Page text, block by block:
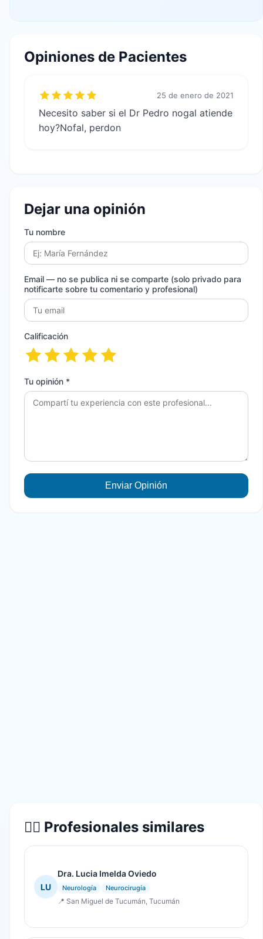
Opiniones de Pacientes
25 de enero de 2021
Necesito saber si el Dr Pedro nogal atiende
hoy?Nofal, perdon
Dejar una opinión
Tu nombre
Email — no se publica ni se comparte (solo privado para
notificarte sobre tu comentario y profesional)
Calificación
Tu opinión *
Enviar Opinión
👨‍⚕️ Profesionales similares
LU
Dra. Lucia Imelda Oviedo
Neurología Neurocirugía
📍 San Miguel de Tucumán, Tucumán